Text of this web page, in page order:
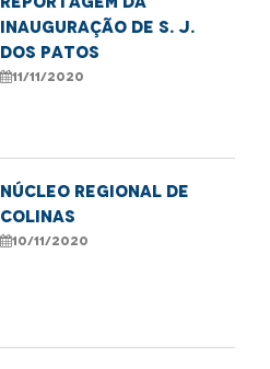
inauguração de S. J.
dos Patos
11/11/2020
Núcleo Regional de
Colinas
10/11/2020